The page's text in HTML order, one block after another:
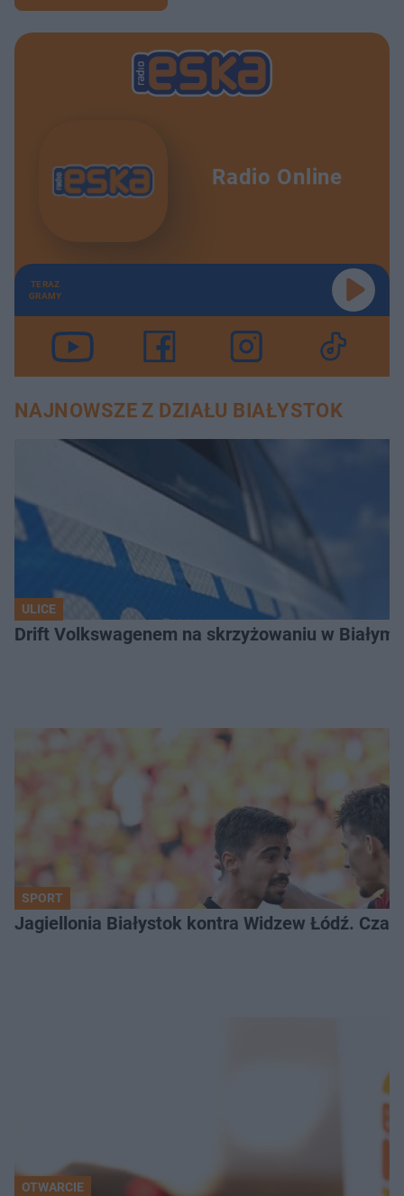
Radio Online
TERAZ
GRAMY
NAJNOWSZE Z DZIAŁU BIAŁYSTOK
ULICE
Drift Volkswagenem na skrzyżowaniu w
SPORT
Jagiellonia Białystok kontra Widzew Łódź.
OTWARCIE